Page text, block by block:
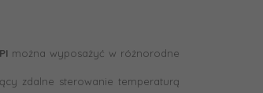
można wyposażyć w różnorodne
zdalne sterowanie temperaturą